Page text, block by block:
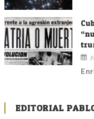
EDITORIAL